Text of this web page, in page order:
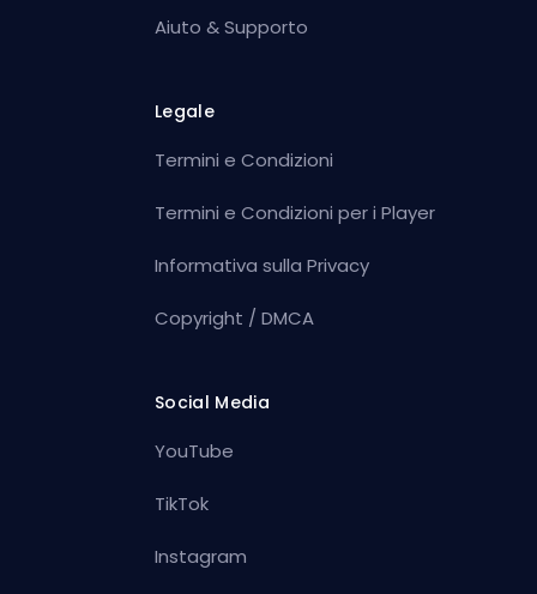
Aiuto & Supporto
Legale
Termini e Condizioni
Termini e Condizioni per i Player
Informativa sulla Privacy
Copyright / DMCA
Social Media
YouTube
TikTok
Instagram